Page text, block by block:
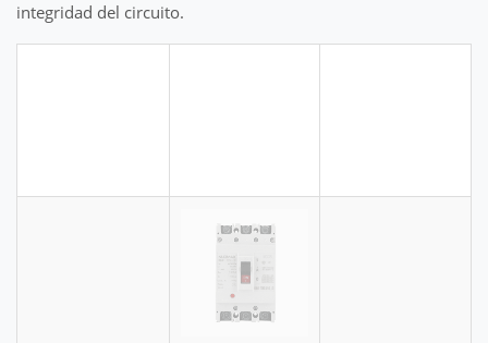
integridad del circuito.